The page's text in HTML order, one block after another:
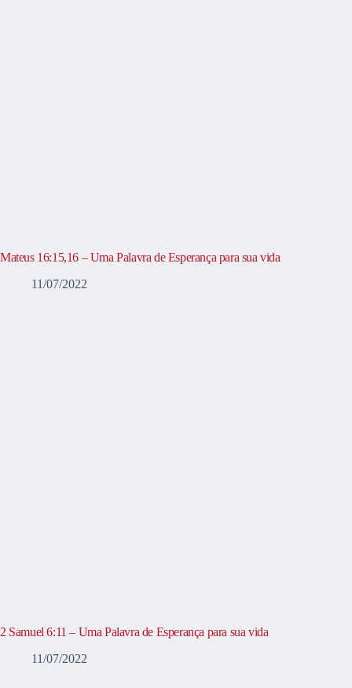
Mateus 16:15,16 – Uma Palavra de Esperança para sua vida
11/07/2022
2 Samuel 6:11 – Uma Palavra de Esperança para sua vida
11/07/2022